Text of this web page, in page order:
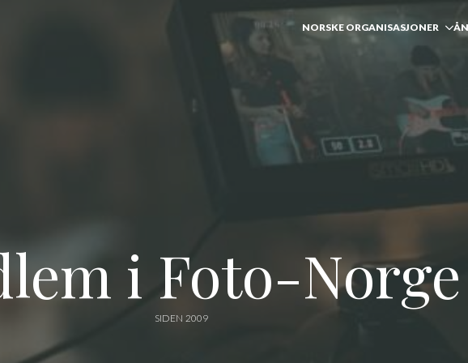
NORSKE ORGANISASJONER
i Foto-Norge
SIDEN 2009